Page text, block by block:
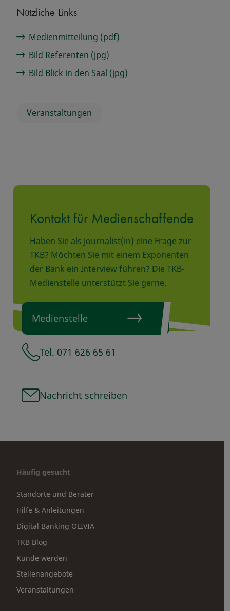
Nützliche Links
Medienmitteilung (pdf)
Bild Referenten (jpg)
Bild Blick in den Saal (jpg)
Veranstaltungen
Kontakt für Medienschaffende
Haben Sie als Journalist(in) eine Frage zur
TKB? Möchten Sie mit einem Exponenten
der Bank ein Interview führen? Die TKB-
Medienstelle unterstützt Sie gerne.
Medienstelle
Tel. 071 626 65 61
Nachricht schreiben
Häufig gesucht
Standorte und Berater
Hilfe & Anleitungen
Digital Banking OLIVIA
TKB Blog
Kunde werden
Stellenangebote
Veranstaltungen